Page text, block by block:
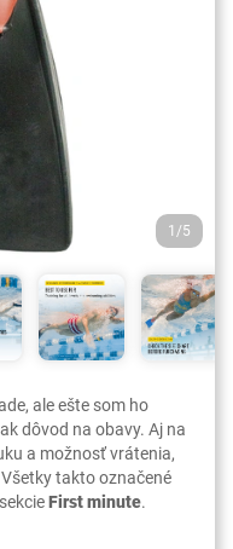
1/5
ale ešte som ho
dôvod na obavy. Aj na
a možnosť vrátenia,
takto označené
First minute.